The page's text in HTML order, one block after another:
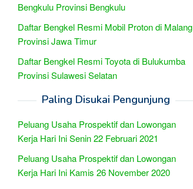
Bengkulu Provinsi Bengkulu
Daftar Bengkel Resmi Mobil Proton di Malang
Provinsi Jawa Timur
Daftar Bengkel Resmi Toyota di Bulukumba
Provinsi Sulawesi Selatan
Paling Disukai Pengunjung
Peluang Usaha Prospektif dan Lowongan
Kerja Hari Ini Senin 22 Februari 2021
Peluang Usaha Prospektif dan Lowongan
Kerja Hari Ini Kamis 26 November 2020